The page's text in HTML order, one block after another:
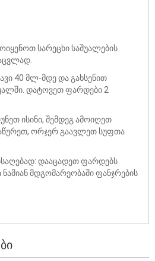
სარეცხი საშუალების
40 მლ-მდე და გახსენით
დატოვეთ ფარდები 2
ისინი, შემდეგ ამოიღეთ
ორჯერ გაავლეთ სუფთა
დააცადეთ ფარდებს
მდგომარეობაში ფანჯრების